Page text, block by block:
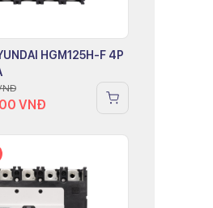
HGM125H-F 4P
VNĐ